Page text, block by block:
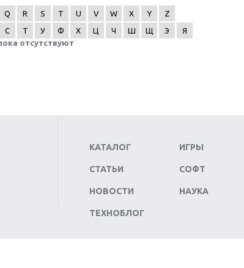
Q R S T U V W X Y
Z
С Т У Ф Х Ц Ч Ш Щ Э
Я
отсутствуют
КАТАЛОГ
СТАТЬИ
НОВОСТИ
ТЕХНОБЛОГ
ИГРЫ
СОФТ
НАУКА